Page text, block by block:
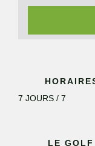
LE GOLF
7 JOURS / 7